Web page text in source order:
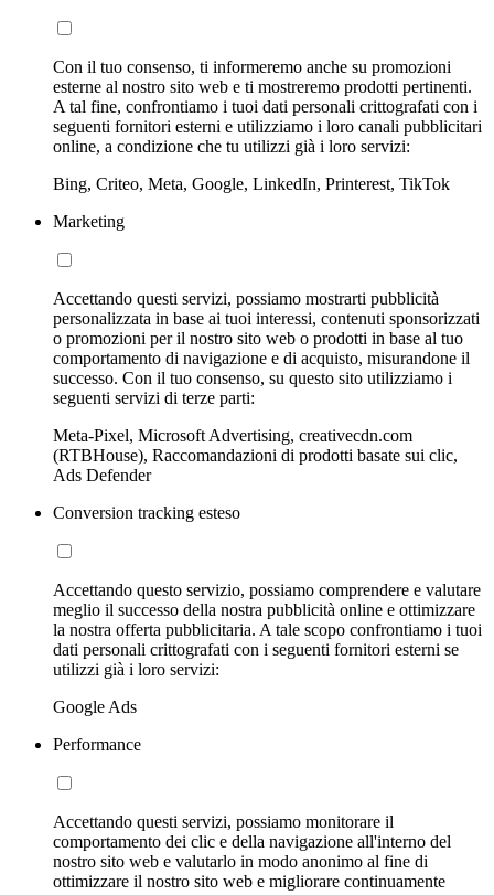
Con il tuo consenso, ti informeremo anche su promozioni
esterne al nostro sito web e ti mostreremo prodotti pertinenti.
A tal fine, confrontiamo i tuoi dati personali crittografati con i
seguenti fornitori esterni e utilizziamo i loro canali pubblicitari
online, a condizione che tu utilizzi già i loro servizi:
Bing, Criteo, Meta, Google, LinkedIn, Printerest, TikTok
Marketing
Accettando questi servizi, possiamo mostrarti pubblicità
personalizzata in base ai tuoi interessi, contenuti sponsorizzati
o promozioni per il nostro sito web o prodotti in base al tuo
comportamento di navigazione e di acquisto, misurandone il
successo. Con il tuo consenso, su questo sito utilizziamo i
seguenti servizi di terze parti:
Meta-Pixel, Microsoft Advertising, creativecdn.com
(RTBHouse), Raccomandazioni di prodotti basate sui clic,
Ads Defender
Conversion tracking esteso
Accettando questo servizio, possiamo comprendere e valutare
meglio il successo della nostra pubblicità online e ottimizzare
la nostra offerta pubblicitaria. A tale scopo confrontiamo i tuoi
dati personali crittografati con i seguenti fornitori esterni se
utilizzi già i loro servizi:
Google Ads
Performance
Accettando questi servizi, possiamo monitorare il
comportamento dei clic e della navigazione all'interno del
nostro sito web e valutarlo in modo anonimo al fine di
ottimizzare il nostro sito web e migliorare continuamente